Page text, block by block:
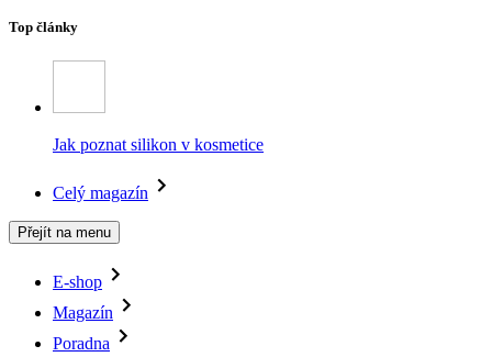
Top články
Jak poznat silikon v kosmetice
Celý magazín
Přejít na menu
E-shop
Magazín
Poradna